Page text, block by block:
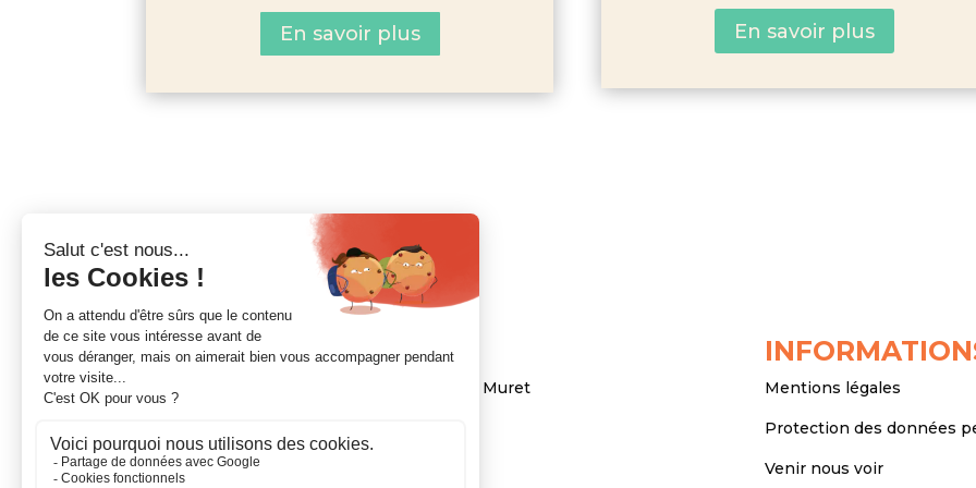
En savoir plus En savoir plus
NOUS CONTACTER
21 Chemin de la Pyramide, CS 7002, 31600 Muret
Mail :esm@cm-toulouse.fr
Mentions légales
Protection des données
Venir nous voir